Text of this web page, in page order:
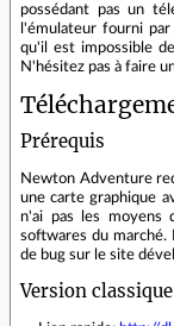
possédant pas un
l'émulateur fourni
qu'il est impossible
N'hésitez pas à faire
Prérequis
Newton Adventure
une carte graphique
n'ai pas les moyens
softwares du marché.
de bug sur le site
Version classique